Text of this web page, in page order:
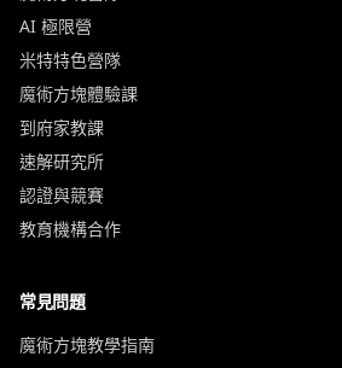
AI 極限營
米特特色營隊
魔術方塊體驗課
到府家教課
速解研究所
認證與競賽
教育機構合作
常見問題
魔術方塊教學指南